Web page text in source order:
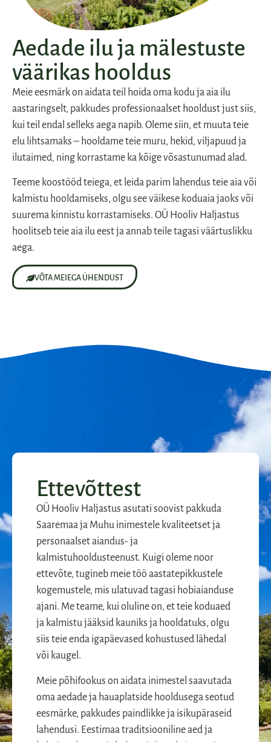
Aedade ilu ja mälestuste
väärikas hooldus
Meie eesmärk on aidata teil hoida oma kodu ja aia ilu
aastaringselt, pakkudes professionaalset hooldust just siis,
kui teil endal selleks aega napib. Oleme siin, et muuta teie
elu lihtsamaks – hooldame teie muru, hekid, viljapuud ja
ilutaimed, ning korrastame ka kõige võsastunumad alad.
Teeme koostööd teiega, et leida parim lahendus teie aia või
kalmistu hooldamiseks, olgu see väikese koduaia jaoks või
suurema kinnistu korrastamiseks. OÜ Hooliv Haljastus
hoolitseb teie aia ilu eest ja annab teile tagasi väärtuslikku
aega.
VÕTA MEIEGA ÜHENDUST
Ettevõttest
OÜ Hooliv Haljastus asutati soovist pakkuda
Saaremaa ja Muhu inimestele kvaliteetset ja
personaalset aiandus- ja
kalmistuhooldusteenust. Kuigi oleme noor
ettevõte, tugineb meie töö aastatepikkustele
kogemustele, mis ulatuvad tagasi hobiaianduse
ajani. Me teame, kui oluline on, et teie koduaed
ja kalmistu jääksid kauniks ja hooldatuks, olgu
siis teie enda igapäevased kohustused lähedal
või kaugel.
Meie põhifookus on aidata inimestel saavutada
oma aedade ja hauaplatside hooldusega seotud
eesmärke, pakkudes paindlikke ja isikupäraseid
lahendusi. Eestimaa traditsiooniline aed ja